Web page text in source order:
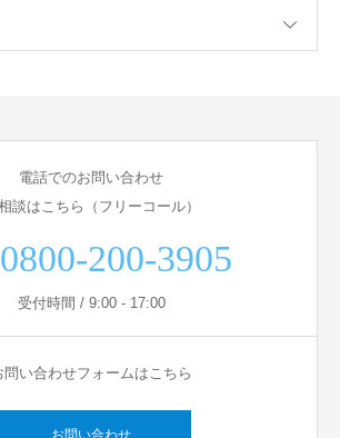
電話でのお問い合わせ
談はこちら（フリーコール）
0800-200-3905
受付時間 / 9:00 - 17:00
問い合わせフォームはこちら